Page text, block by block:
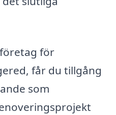
för
får du tillgång
som